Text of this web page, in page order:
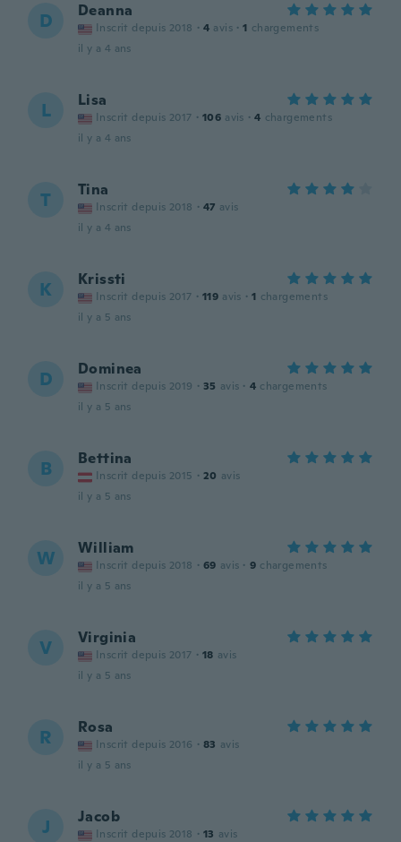
D Deanna
Inscrit depuis 2018 · 4 avis · 1 chargements
il y a 4 ans
L Lisa
Inscrit depuis 2017 · 106 avis · 4 chargements
il y a 4 ans
T Tina
Inscrit depuis 2018 · 47 avis
il y a 4 ans
K Krissti
Inscrit depuis 2017 · 119 avis · 1 chargements
il y a 5 ans
D Dominea
Inscrit depuis 2019 · 35 avis · 4 chargements
il y a 5 ans
B Bettina
Inscrit depuis 2015 · 20 avis
il y a 5 ans
W William
Inscrit depuis 2018 · 69 avis · 9 chargements
il y a 5 ans
V Virginia
Inscrit depuis 2017 · 18 avis
il y a 5 ans
R Rosa
Inscrit depuis 2016 · 83 avis
il y a 5 ans
J Jacob
Inscrit depuis 2018 · 13 avis